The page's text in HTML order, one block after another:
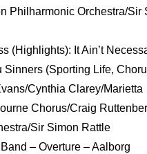
Philharmonic Orchestra/Sir
(Highlights): It Ain’t
Sinners (Sporting Life,
Cynthia Clarey/Marietta
Chorus/Craig
Sir Simon Rattle
– Overture – Aalborg